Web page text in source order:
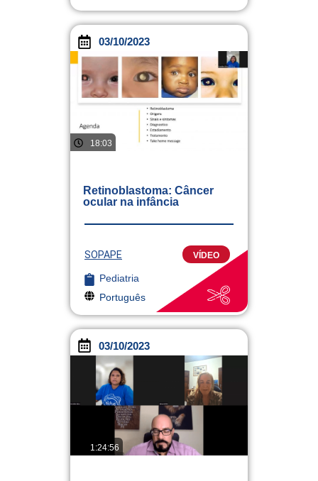
03/10/2023
18:03
Retinoblastoma: Câncer
ocular na infância
SOPAPE VÍDEO
Pediatria
Português
03/10/2023
1:24:56